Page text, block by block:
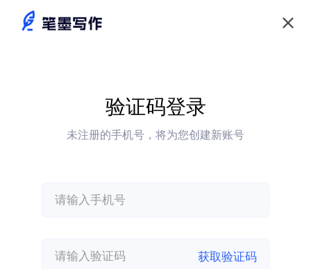
验证码登录
未注册的手机号，将为您创建新账号
获取验证码